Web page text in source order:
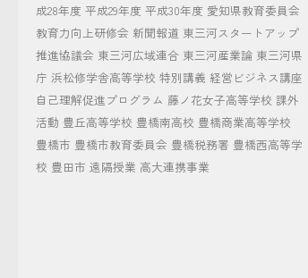
成28年度 平成29年度 平成30年度 愛知県教育委員会
教育力向上研修会 新聞報道 東三河スタートアップ
推進協議会 東三河広域連合 東三河産業論 東三河県
庁 浜松修学舎高等学校 特別講義 経営ビジネス講座
自己理解促進プログラム 藤ノ花女子高等学校 課外
活動 豊丘高等学校 豊橋南高校 豊橋商業高等学校
豊橋市 豊橋市教育委員会 豊橋税務署 豊橋西高等学
校 豊田市 遠隔授業 高大連携事業